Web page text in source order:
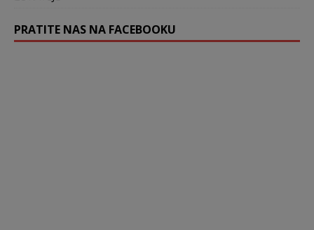
PRATITE NAS NA FACEBOOKU